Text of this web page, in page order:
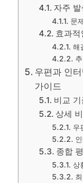
자주
문
효과적
해
우편과 인
가이드
비교 기
상세
우
종합
상